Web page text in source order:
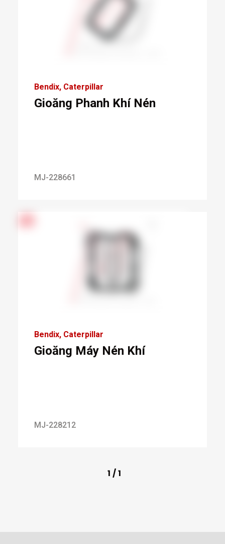
Bendix Caterpillar
Gioăng Phanh Khí Nén
MJ-228661
Bendix Caterpillar
Gioăng Máy Nén Khí
MJ-228212
1 /1